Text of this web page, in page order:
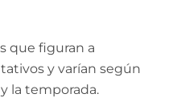
que figuran a
y varían según
la temporada.